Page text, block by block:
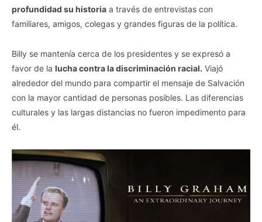
profundidad su historia a través de entrevistas con
familiares, amigos, colegas y grandes figuras de la política.
Billy se mantenía cerca de los presidentes y se expresó a
favor de la lucha contra la discriminación racial. Viajó
alrededor del mundo para compartir el mensaje de Salvación
con la mayor cantidad de personas posibles. Las diferencias
culturales y las largas distancias no fueron impedimento para
él.